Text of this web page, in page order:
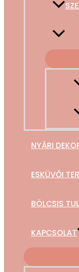
NYÁRI
ESKÜVŐI
BÖLCSIS
KAPCSOLAT